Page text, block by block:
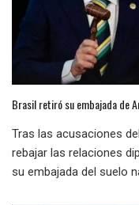
Brasil retiró su embajada de
Tras las acusaciones
rebajar las relaciones
su embajada del suelo